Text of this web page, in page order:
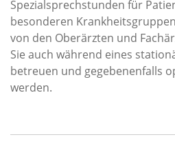
Spezialsprechstunden für
besonderen
von den Oberärzten und
Sie auch während eines
betreuen und gegebenenfalls
werden.